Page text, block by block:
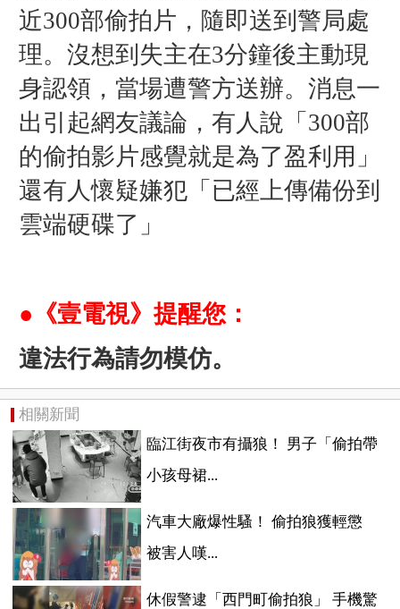
近300部偷拍片，隨即送到警局處
理。沒想到失主在3分鐘後主動現
身認領，當場遭警方送辦。 消息一
出引起網友議論，有人說「300部
的偷拍影片感覺就是為了盈利用」
還有人懷疑嫌犯「已經上傳備份到
雲端硬碟了」
●《壹電視》提醒您：
違法行為請勿模仿。
相關新聞
臨江街夜市有攝狼！ 男子「偷拍帶
小孩母裙...
汽車大廠爆性騷！ 偷拍狼獲輕懲
被害人嘆...
休假警逮「西門町偷拍狼」 手機驚